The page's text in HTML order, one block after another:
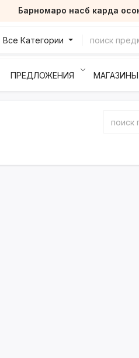
Барномаро насб карда
Все Категории
ПРЕДЛОЖЕНИЯ МАГАЗИНЫ